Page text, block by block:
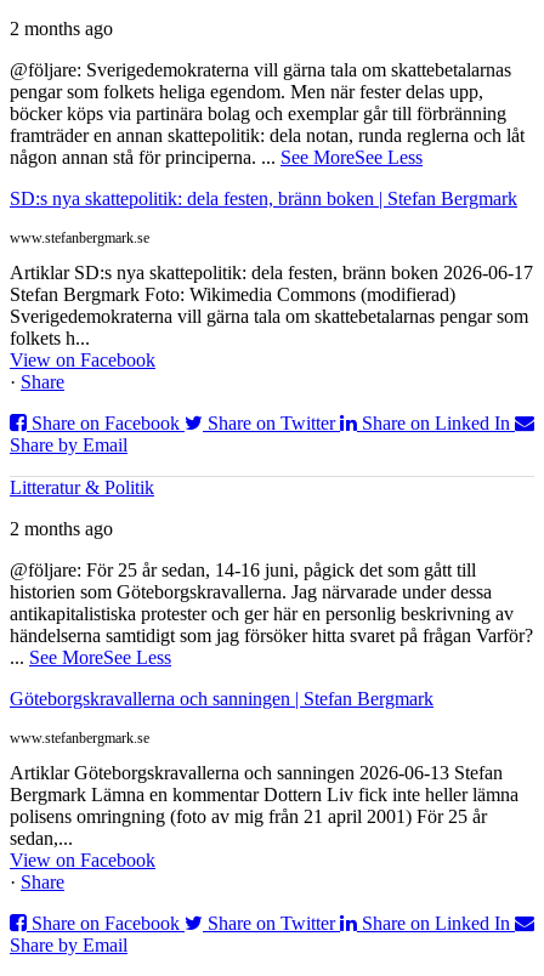
2 months ago
@följare: Sverigedemokraterna vill gärna tala om skattebetalarnas
pengar som folkets heliga egendom. Men när fester delas upp,
böcker köps via partinära bolag och exemplar går till förbränning
framträder en annan skattepolitik: dela notan, runda reglerna och låt
någon annan stå för principerna. ... See MoreSee Less
SD:s nya skattepolitik: dela festen, bränn boken | Stefan Bergmark
www.stefanbergmark.se
Artiklar SD:s nya skattepolitik: dela festen, bränn boken 2026-06-17
Stefan Bergmark Foto: Wikimedia Commons (modifierad)
Sverigedemokraterna vill gärna tala om skattebetalarnas pengar som
folkets h...
View on Facebook
· Share
Share on Facebook
Share on Twitter
Share on Linked In
Share by Email
Litteratur & Politik
2 months ago
@följare: För 25 år sedan, 14-16 juni, pågick det som gått till
historien som Göteborgskravallerna. Jag närvarade under dessa
antikapitalistiska protester och ger här en personlig beskrivning av
händelserna samtidigt som jag försöker hitta svaret på frågan Varför?
... See MoreSee Less
Göteborgskravallerna och sanningen | Stefan Bergmark
www.stefanbergmark.se
Artiklar Göteborgskravallerna och sanningen 2026-06-13 Stefan
Bergmark Lämna en kommentar Dottern Liv fick inte heller lämna
polisens omringning (foto av mig från 21 april 2001) För 25 år
sedan,...
View on Facebook
· Share
Share on Facebook
Share on Twitter
Share on Linked In
Share by Email